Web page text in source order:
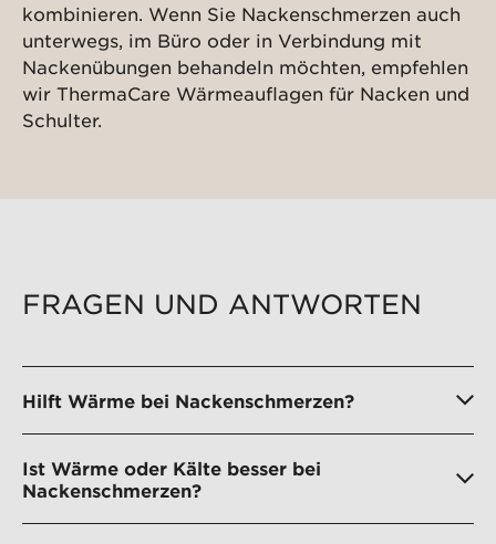
kombinieren. Wenn Sie Nackenschmerzen auch
unterwegs, im Büro oder in Verbindung mit
Nackenübungen behandeln möchten, empfehlen
wir ThermaCare Wärmeauflagen für Nacken und
Schulter.
FRAGEN UND ANTWORTEN
Hilft Wärme bei Nackenschmerzen?
Ist Wärme oder Kälte besser bei
Nackenschmerzen?